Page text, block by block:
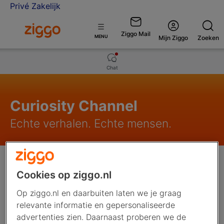
Privé Zakelijk
Ga naar de Ziggo homepage
MENU Ziggo Mail Open
Mijn Ziggo
Zoeken
Curiosity Channel
Echte verhalen. Echte mensen.
Chat
Cookies op ziggo.nl
Op ziggo.nl en daarbuiten laten we je graag
relevante informatie en gepersonaliseerde
advertenties zien. Daarnaast proberen we de